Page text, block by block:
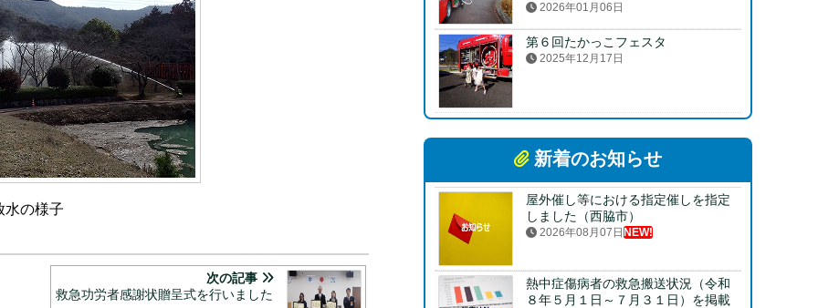
水の様子
次の記事
救急功労者感謝状贈呈式を行いました
2026年01月06日
第６回たかっこフェスタ
2025年12月17日
新着のお知らせ
屋外催し等における指定催しを指定
しました（西脇市）
2026年08月07日 NEW!
熱中症傷病者の救急搬送状況（令和
８年５月１日～７月３１日）を掲載